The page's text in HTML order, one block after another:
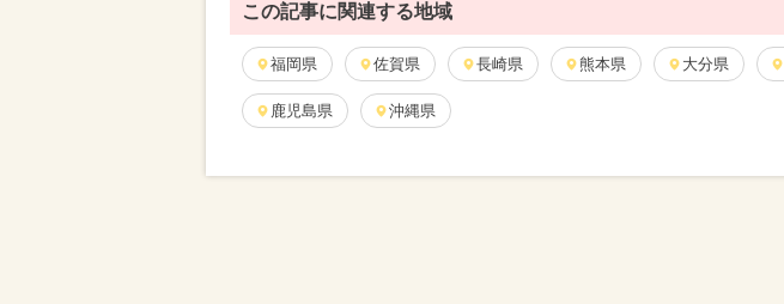
この記事に関連する地域
福岡県 佐賀県 長崎県 熊本県 大分県
鹿児島県 沖縄県